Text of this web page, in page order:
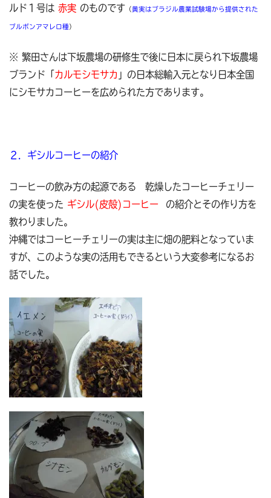
ルド１号は 赤実 のものです （ 黄実はブラジル農業試験場から提供された
ブルボンアマレロ種）
※ 繁田さんは下坂農場の研修生で後に日本に戻られ下坂農場
ブランド「 カルモシモサカ 」の日本総輸入元となり日本全国
にシモサカコーヒーを広められた方であります。
２．ギシルコーヒーの紹介
コーヒーの飲み方の起源である 乾燥したコーヒーチェリー
の実を使った ギシル(皮殻)コーヒー
の紹介とその作り方を
教わりました。
沖縄ではコーヒーチェリーの実は主に畑の肥料となっていま
すが、このような実の活用もできるという大変参考になるお
話でした。